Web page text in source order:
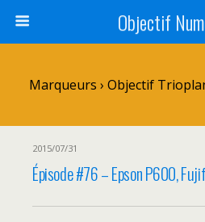
Objectif
Marqueurs › Objectif
2015/07/31
Épisode #76 – Epson P600,